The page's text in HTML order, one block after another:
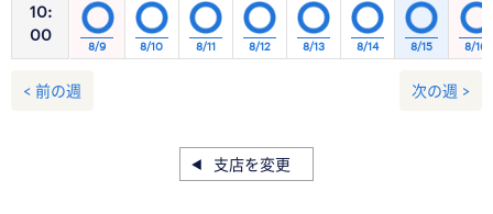
10:
00
8/9 8/10 8/11 8/12 8/13 8/14 8/15 8/16
< 前の週 次の週 >
支店を変更